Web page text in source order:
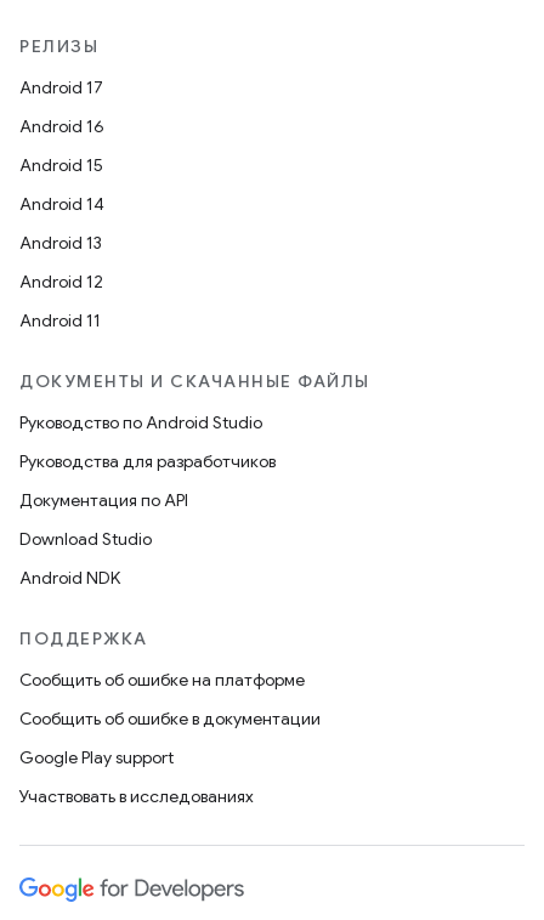
РЕЛИЗЫ
Android 17
Android 16
Android 15
Android 14
Android 13
Android 12
Android 11
ДОКУМЕНТЫ И СКАЧАННЫЕ ФАЙЛЫ
Руководство по Android Studio
Руководства для разработчиков
Документация по API
Download Studio
Android NDK
ПОДДЕРЖКА
Сообщить об ошибке на платформе
Сообщить об ошибке в документации
Google Play support
Участвовать в исследованиях